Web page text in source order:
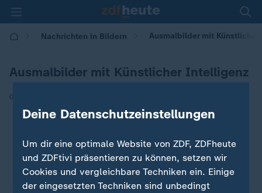
Nachrichten in Bildern Ausmalbilder mit
Ausmalbilder mit Künstlicher Intelligenz
04.10.2024 | 14:30
Deine Datenschutzeinstellungen
Um dir eine optimale Website von ZDF, ZDFheute
und ZDFtivi präsentieren zu können, setzen wir
Cookies und vergleichbare Techniken ein. Einige
der eingesetzten Techniken sind unbedingt